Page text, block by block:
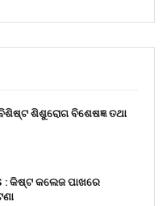
ଶିଶୁରୋଗ ବିଶେଷଜ୍ଞ ତଥା
: କିଷ୍ଟ କଲେଜ ପାଖରେ